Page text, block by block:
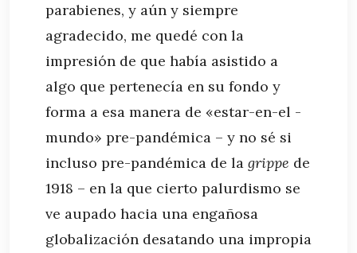
parabienes, y aún y siempre
agradecido, me quedé con la
impresión de que había asistido a
algo que pertenecía en su fondo y
forma a esa manera de «estar-en-el -
mundo» pre-pandémica – y no sé si
incluso pre-pandémica de la grippe de
1918 – en la que cierto palurdismo se
ve aupado hacia una engañosa
globalización desatando una impropia